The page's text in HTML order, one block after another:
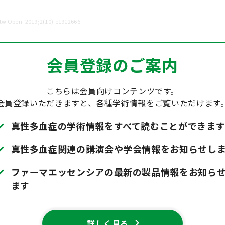
Open. 2019;2(10):e1912666.
会員登録のご案内
こちらは会員向けコンテンツです。
員登録いただきますと、各種学術情報をご覧いただけます。
真性多血症の学術情報をすべて読むことができます
真性多血症関連の講演会や学会情報をお知らせし
ファーマエッセンシアの最新の製品情報をお知ら
ます